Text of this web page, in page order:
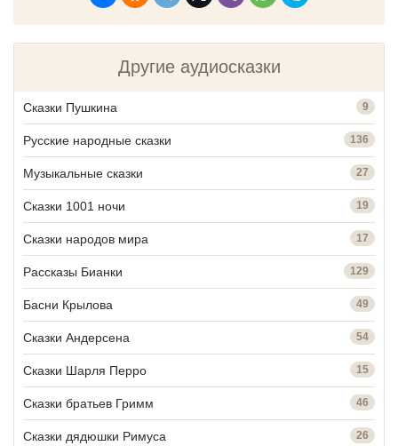
Другие аудиосказки
Сказки Пушкина 9
Русские народные сказки 136
Музыкальные сказки 27
Сказки 1001 ночи 19
Сказки народов мира 17
Рассказы Бианки 129
Басни Крылова 49
Сказки Андерсена 54
Сказки Шарля Перро 15
Сказки братьев Гримм 46
Сказки дядюшки Римуса 26